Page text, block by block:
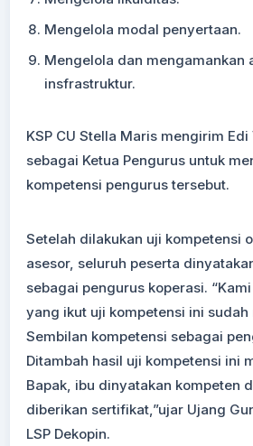
Mengelola modal penyertaan.
Mengelola dan mengamankan
insfrastruktur.
KSP CU Stella Maris mengirim Edi
sebagai Ketua Pengurus untuk
kompetensi pengurus tersebut.
Setelah dilakukan uji kompetensi
asesor, seluruh peserta
sebagai pengurus koperasi.
yang ikut uji kompetensi ini
Sembilan kompetensi sebagai
Ditambah hasil uji kompetensi ini
Bapak, ibu dinyatakan kompeten
diberikan sertifikat,”ujar Ujang
LSP Dekopin.